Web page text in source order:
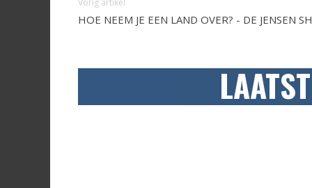
Vorig artikel
HOE NEEM JE EEN LAND OVER? - DE JENSEN